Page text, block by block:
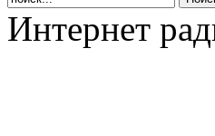
Интернет